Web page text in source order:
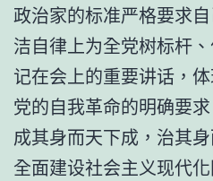
政治家的标准严格要求
洁自律上为全党树标杆
记在会上的重要讲话，
党的自我革命的明确要求
成其身而天下成，治其身
全面建设社会主义现代